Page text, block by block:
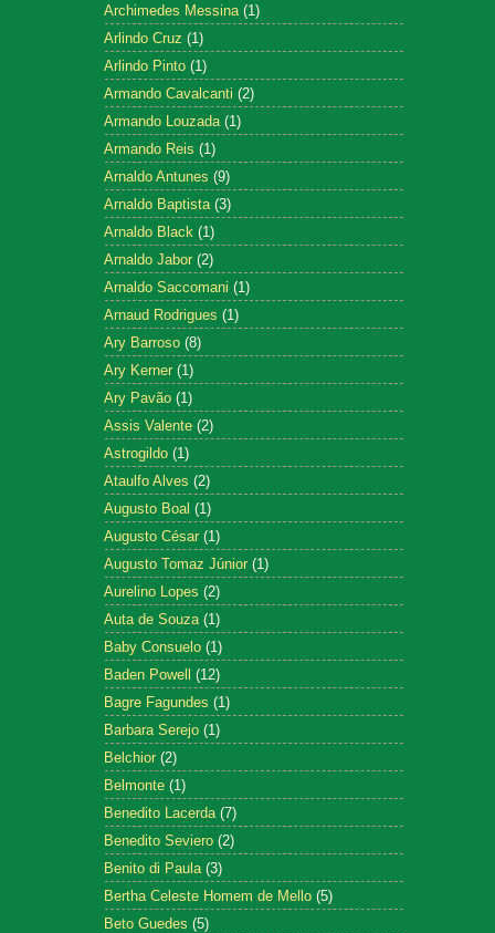
Archimedes Messina (1)
Arlindo Cruz (1)
Arlindo Pinto (1)
Armando Cavalcanti (2)
Armando Louzada (1)
Armando Reis (1)
Arnaldo Antunes (9)
Arnaldo Baptista (3)
Arnaldo Black (1)
Arnaldo Jabor (2)
Arnaldo Saccomani (1)
Arnaud Rodrigues (1)
Ary Barroso (8)
Ary Kerner (1)
Ary Pavão (1)
Assis Valente (2)
Astrogildo (1)
Ataulfo Alves (2)
Augusto Boal (1)
Augusto César (1)
Augusto Tomaz Júnior (1)
Aurelino Lopes (2)
Auta de Souza (1)
Baby Consuelo (1)
Baden Powell (12)
Bagre Fagundes (1)
Barbara Serejo (1)
Belchior (2)
Belmonte (1)
Benedito Lacerda (7)
Benedito Seviero (2)
Benito di Paula (3)
Bertha Celeste Homem de Mello (5)
Beto Guedes (5)